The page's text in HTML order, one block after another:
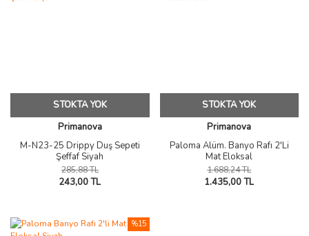
STOKTA YOK
Primanova
M-N23-25 Drippy Duş Sepeti
Şeffaf Siyah
285,88 TL
243,00 TL
STOKTA YOK
Primanova
Paloma Alüm. Banyo Rafı 2'Li
Mat Eloksal
1.688,24 TL
1.435,00 TL
%15